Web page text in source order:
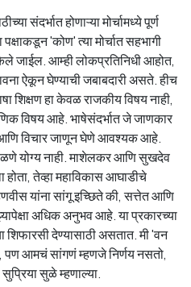
संदर्भात होणाऱ्या मोर्चामध्ये पूर्ण
'कोण' त्या मोर्चात सहभागी
जाईल. आम्ही लोकप्रतिनिधी आहोत,
ऐकून घेण्याची जबाबदारी असते. हीच
शिक्षण हा केवळ राजकीय विषय नाही,
विषय आहे. भाषेसंदर्भात जे जाणकार
विचार जाणून घेणे आवश्यक आहे.
योग्य नाही. माशेलकर आणि सुखदेव
होता, तेव्हा महाविकास आघाडीचे
यांना सांगू इच्छिते की, सत्तेत आणि
अधिक अनुभव आहे. या प्रकारच्या
शिफारसी देण्यासाठी असतात. मी 'वन
आमचं सांगणं म्हणजे निर्णय नसतो,
सुळे म्हणाल्या.